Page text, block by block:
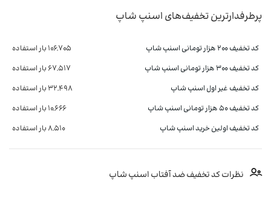
پرطرفدارترین تخفیف‌های اسنپ شاپ
کد تخفیف ۲۰۰ هزار تومانی اسنپ شاپ
106,705 بار استفاده
کد تخفیف 300 هزار تومانی اسنپ شاپ
67,517 بار استفاده
کد تخفیف غیر اول اسنپ شاپ
32,498 بار استفاده
کد تخفیف ۵۰ هزار تومانی اسنپ شاپ
10,666 بار استفاده
کد تخفیف اولین خرید اسنپ شاپ
8,510 بار استفاده
نظرات کد تخفیف ضد آفتاب اسنپ شاپ